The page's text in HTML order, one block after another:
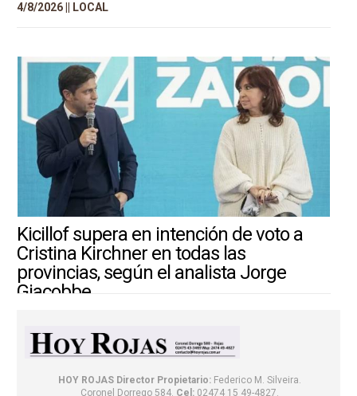
4/8/2026 || LOCAL
Kicillof supera en intención de voto a
Cristina Kirchner en todas las
provincias, según el analista Jorge
Giacobbe
HOY ROJAS Director Propietario:Federico M. Silveira.
Coronel Dorrego 584. Cel:02474 15 49-4827.